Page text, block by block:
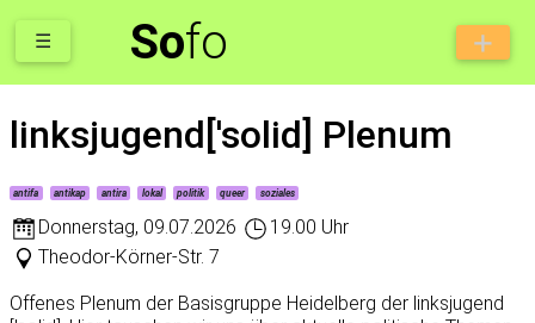
Sofo
☰
linksjugend['solid] Plenum
antifa antikap antira lokal politik queer soziales
Donnerstag, 09.07.2026
19.00 Uhr
Theodor-Körner-Str. 7
Offenes Plenum der Basisgruppe Heidelberg der linksjugend